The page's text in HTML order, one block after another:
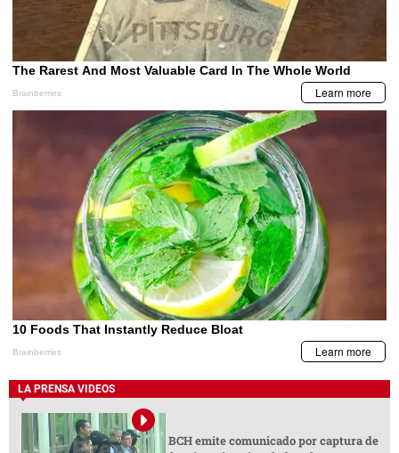
LA PRENSA VIDEOS
BCH emite comunicado por captura de